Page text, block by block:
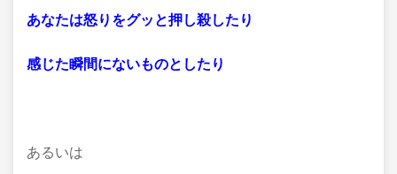
あなたは怒りをグッと押し殺したり
感じた瞬間にないものとしたり
あるいは